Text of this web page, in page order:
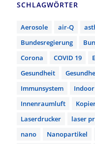
SCHLAGWÖRTER
Aerosole air-Q
Bundesregierung
Corona
COVID 19
Gesundheit
Immunsystem
Innenraumluft
Laserdrucker
laser
nano
Nanopartikel